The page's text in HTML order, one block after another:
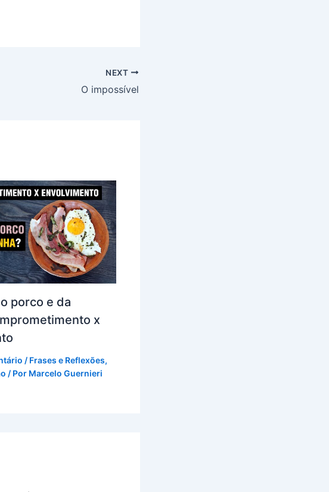
NEXT
O impossível
porco e da
x
/ Frases e Reflexões,
/ Por Marcelo Guernieri